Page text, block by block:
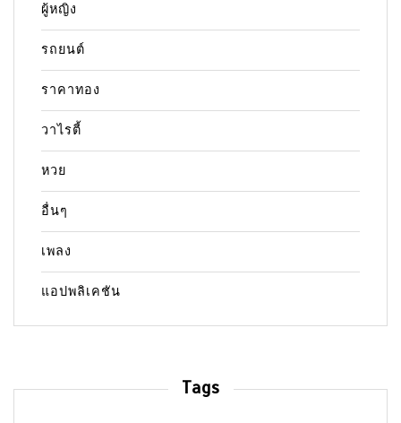
ผู้หญิง
รถยนต์
ราคาทอง
วาไรตี้
หวย
อื่นๆ
เพลง
แอปพลิเคชัน
Tags